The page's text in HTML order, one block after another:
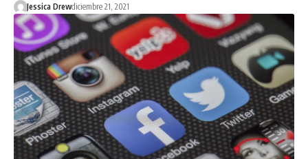
Jessica Drewdiciembre 21, 2021